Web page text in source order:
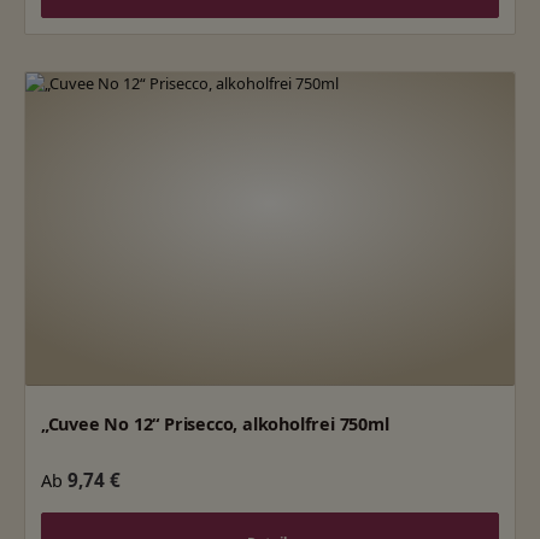
„Cuvee No 12“ Prisecco, alkoholfrei 750ml
Regulärer Preis:
Ab 9,74 €